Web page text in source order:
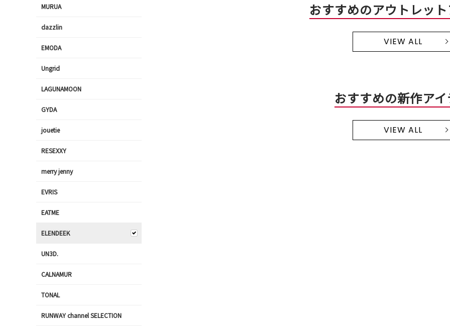
おすすめのアウトレッ
VIEW ALL
おすすめの新作ア
VIEW ALL
MURUA
dazzlin
EMODA
Ungrid
LAGUNAMOON
GYDA
jouetie
RESEXXY
merry jenny
EVRIS
EATME
ELENDEEK
UN3D.
CALNAMUR
TONAL
RUNWAY channel SELECTION